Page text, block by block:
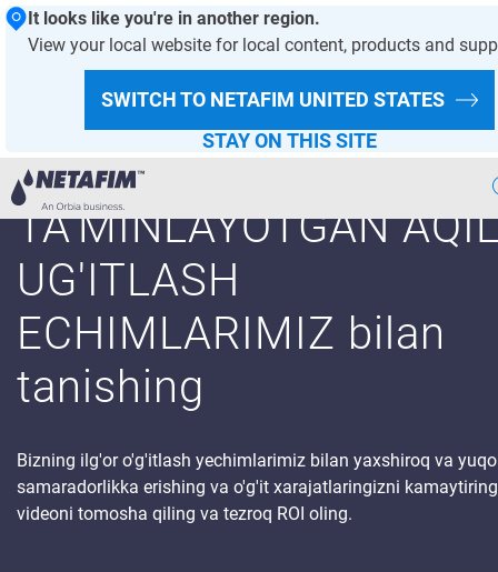
It looks like you're in another region.
View your local website for local content, products and
SWITCH TO NETAFIM UNITED STATES
STAY ON THIS SITE
Aqlli Sugorish
BizningYechimlarimiz
Issiqxona Loyihalari
EkinMalumotlari
BarqarorQishloq Xojaligi
INVESTITIYALARNING
ENG TEZ
TA'MINLAYOTGAN
UG'ITLASH
ECHIMLARIMIZ bilan
tanishing
Bizning ilg'or o'g'itlash yechimlarimiz bilan yaxshiroq va
samaradorlikka erishing va o'g'it xarajatlaringizni
videoni tomosha qiling va tezroq ROI oling.